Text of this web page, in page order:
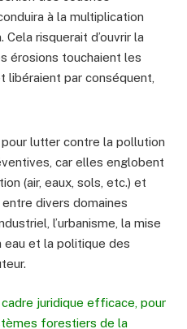
à la multiplication
Cela risquerait d’ouvrir la
érosions touchaient les
libéraient par conséquent,
lutter contre la pollution
car elles englobent
(air, eaux, sols, etc.) et
divers domaines
l’urbanisme, la mise
eau et la politique des
cadre juridique efficace, pour
forestiers de la